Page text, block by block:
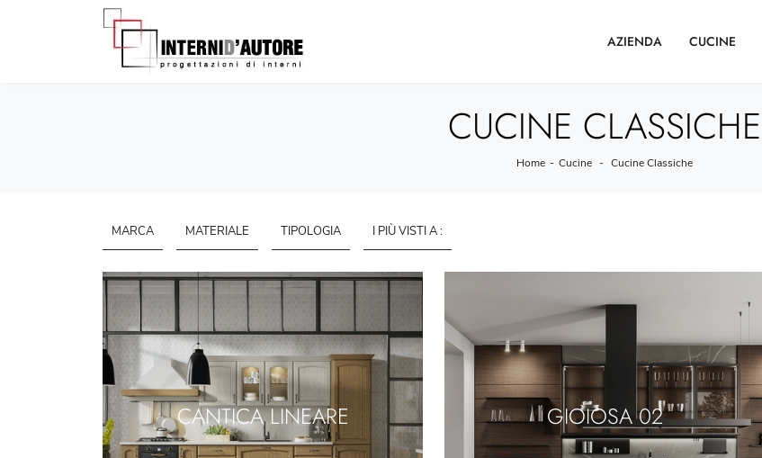
AZIENDA CUCINE
CUCINE CLASSICHE
Home - Cucine - Cucine Classiche
MARCA MATERIALE TIPOLOGIA I PIÙ VISTI A :
CANTICA LINEARE GIOIOSA 02